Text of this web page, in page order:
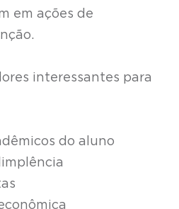
em ações de
interessantes para
do aluno